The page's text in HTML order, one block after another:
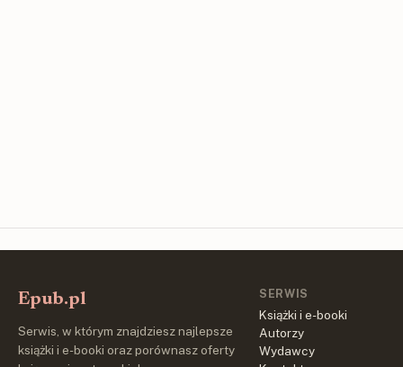
Epub.pl
Serwis, w którym znajdziesz najlepsze
książki i e-booki oraz porównasz oferty
SERWIS
Książki i e-booki
Autorzy
Wydawcy